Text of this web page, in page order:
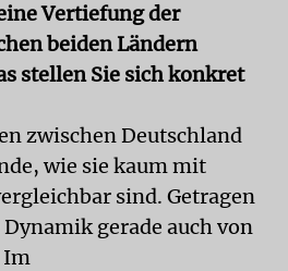
Vertiefung der
beiden Ländern
stellen Sie sich konkret
zwischen Deutschland
wie sie kaum mit
sind. Getragen
gerade auch von
Im